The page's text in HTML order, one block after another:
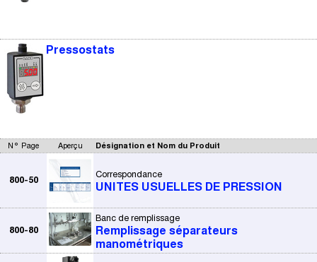
Pressostats
N° Page Aperçu Désignation et Nom du Produit
800-50
Correspondance
UNITES USUELLES DE PRESSION
800-80
Banc de remplissage
Remplissage séparateurs
manométriques